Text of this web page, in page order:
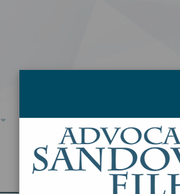
SEUS DIREITOS LGPD